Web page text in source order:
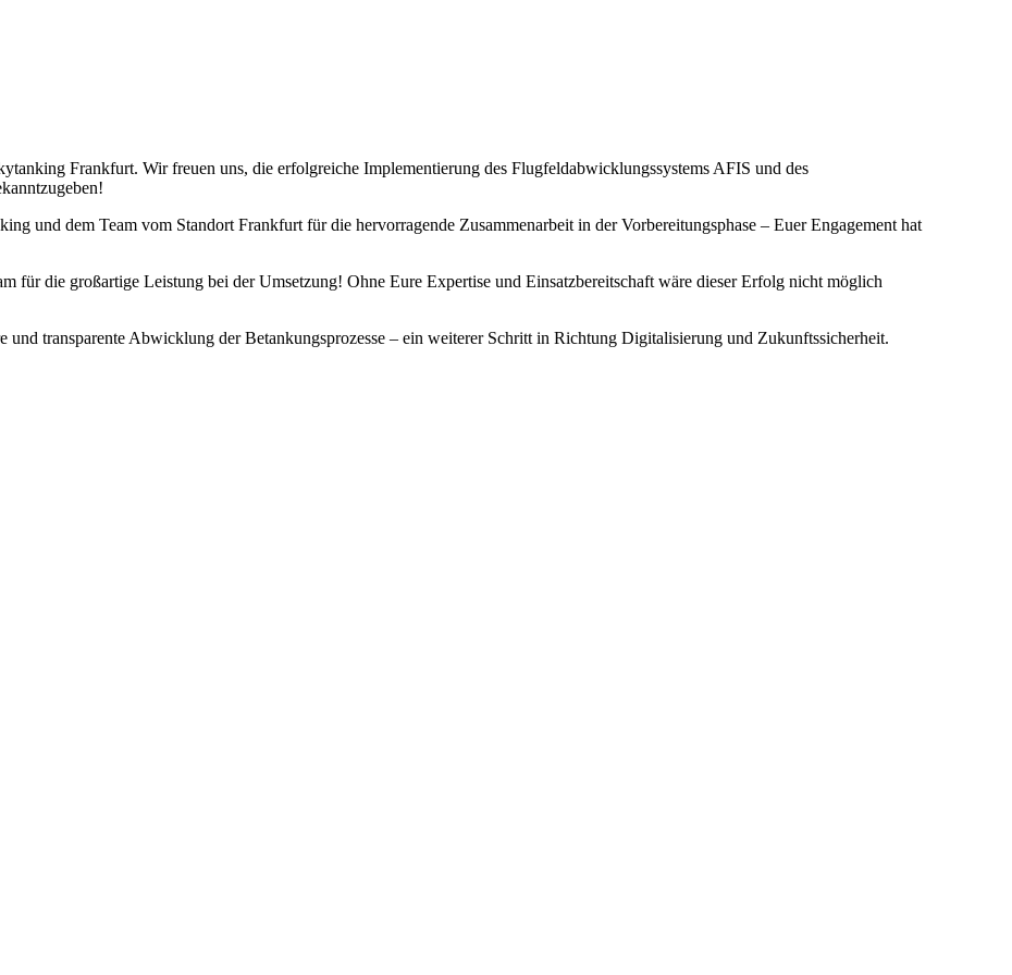
Frankfurt. Wir freuen uns, die erfolgreiche Implementierung des Flugfeldabwicklungssystems AFIS und des
und dem Team vom Standort Frankfurt für die hervorragende Zusammenarbeit in der Vorbereitungsphase – Euer Engagement hat
für die großartige Leistung bei der Umsetzung! Ohne Eure Expertise und Einsatzbereitschaft wäre dieser Erfolg nicht möglich
transparente Abwicklung der Betankungsprozesse – ein weiterer Schritt in Richtung Digitalisierung und Zukunftssicherheit.